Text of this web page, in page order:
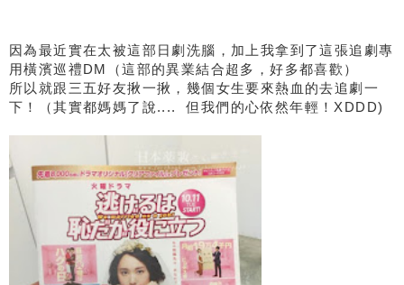
因為最近實在太被這部日劇洗腦，加上我拿到了這張追劇專
用橫濱巡禮DM（這部的異業結合超多，好多都喜歡）
所以就跟三五好友揪一揪，幾個女生要來熱血的去追劇一
下！（其實都媽媽了說.... 但我們的心依然年輕！XDDD)